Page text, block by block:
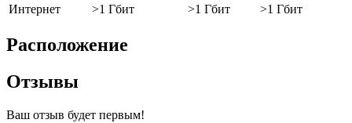
Интернет
>1 Гбит >1 Гбит >1 Гбит
Расположение
Отзывы
Ваш отзыв будет первым!